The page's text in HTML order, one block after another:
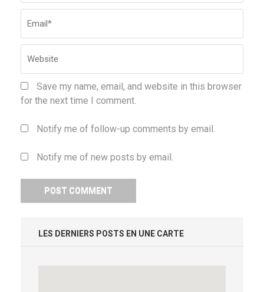
Save my name, email, and website in this browser
for the next time I comment.
Notify me of follow-up comments by email.
Notify me of new posts by email.
LES DERNIERS POSTS EN UNE CARTE